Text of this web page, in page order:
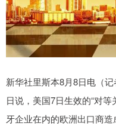
新华社里斯本8月8日电（
日说，美国7日生效的“对
牙企业在内的欧洲出口商